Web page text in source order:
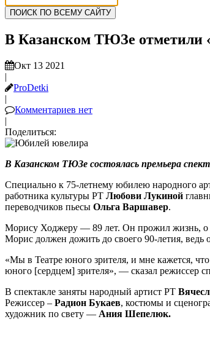
В Казанском ТЮЗе отметили
Окт 13 2021
|
ProDetki
|
Комментариев нет
|
Поделиться:
В Казанском ТЮЗе состоялась премьера
Специально к 75-летнему юбилею народного
работника культуры РТ Любови Лукиной
переводчиков пьесы Ольга Варшавер.
Морису Ходжеру — 89 лет. Он прожил жизнь, о
Морис должен дожить до своего 90-летия,
«Мы в Театре юного зрителя, и мне кажется, что
юного [сердцем] зрителя», — сказал режиссер
В спектакле заняты народный артист РТ
Режиссер – Радион Букаев, костюмы и
художник по свету — Ания Шепелюк.